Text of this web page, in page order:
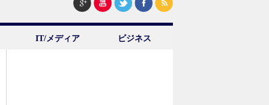
IT/メディア ビジネス